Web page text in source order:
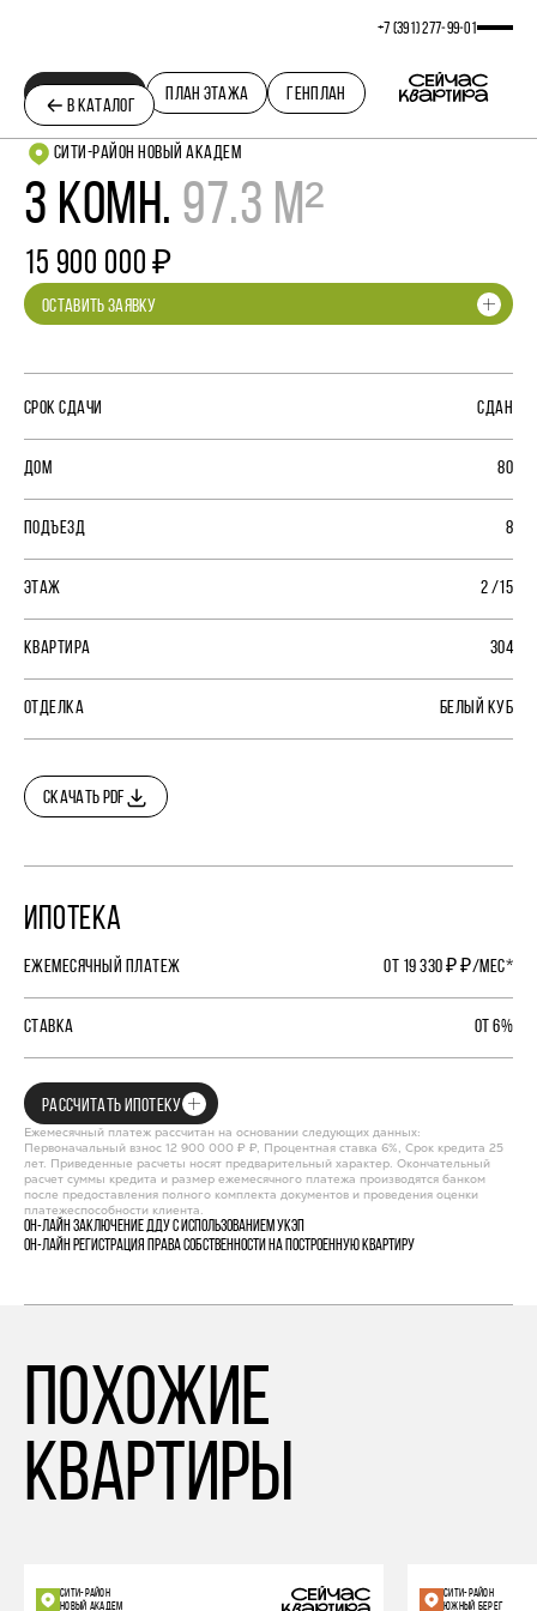
+7 (391) 277‒99‒01
В КАТАЛОГ
ПЛАНИРОВКА ПЛАН ЭТАЖА ГЕНПЛАН
СИТИ-РАЙОН НОВЫЙ АКАДЕМ
3 КОМН. 97.3 М²
15 900 000 ₽
ОСТАВИТЬ ЗАЯВКУ
СРОК СДАЧИ СДАН
ДОМ 80
ПОДЪЕЗД 8
ЭТАЖ 2 /15
КВАРТИРА 304
ОТДЕЛКА БЕЛЫЙ КУБ
СКАЧАТЬ PDF
ИПОТЕКА
ЕЖЕМЕСЯЧНЫЙ ПЛАТЕЖ ОТ 19 330 ₽ ₽/МЕС*
СТАВКА ОТ 6%
РАССЧИТАТЬ ИПОТЕКУ
Ежемесячный платеж рассчитан на основании следующих данных:
Первоначальный взнос 12 900 000 ₽ ₽, Процентная ставка 6%, Срок кредита 25
лет. Приведенные расчеты носят предварительный характер. Окончательный
расчет суммы кредита и размер ежемесячного платежа производятся банком
после предоставления полного комплекта документов и проведения оценки
платежеспособности клиента.
Он-лайн заключение ДДУ с использованием УКЭП
Он-лайн регистрация права собственности на построенную квартиру
похожие
квартиры
СИТИ-РАЙОН
НОВЫЙ АКАДЕМ
СИТИ-РАЙОН
ЮЖНЫЙ БЕРЕГ